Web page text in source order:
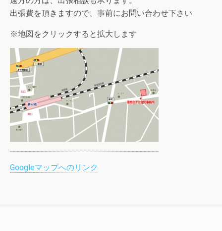
出張費を頂きますので、事前にお問い合わせ下さい
※地図をクリックすると拡大します
Googleマップへのリンク